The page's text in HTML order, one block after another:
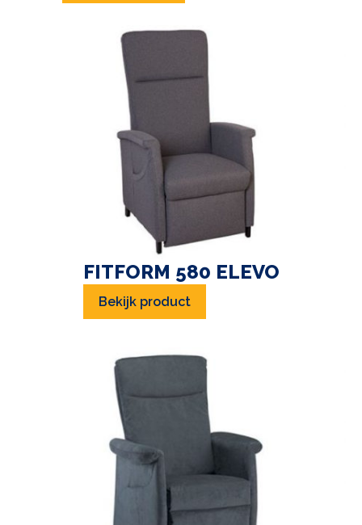
FITFORM 580 ELEVO
Bekijk product